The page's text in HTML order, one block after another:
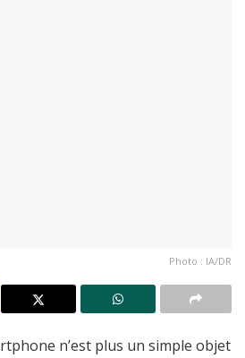
Photo : IA/DR
n’est plus un simple objet